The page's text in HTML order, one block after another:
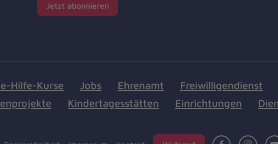
Jetzt abonnieren
Hilfe-Kurse Jobs Ehrenamt
Freiwilligendienst
Kindertagesstätten Einrichtungen
Facebook